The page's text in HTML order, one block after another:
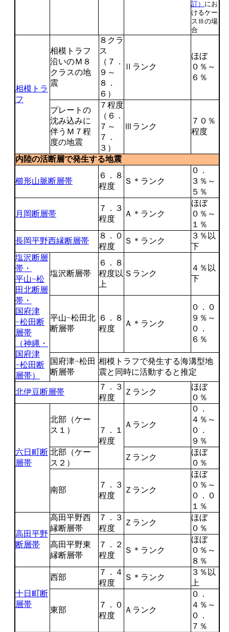
訂） にお
けるケー
スⅢの場
合
相模トラ
フ
相模トラフ
沿いのＭ８
クラスの地
震
８クラ
ス
（７．
９～
８．
６）
Ⅱランク
ほぼ
０％～
６％
プレートの
沈み込みに
伴うＭ７程
度の地震
７程度
（６．
７～
７．
３）
Ⅲランク
７０％
程度
内陸の活断層で発生する地震
櫛形山脈断層帯
６．８
程度
Ｓ＊ランク
０．
３％～
５％
月岡断層帯
７．３
程度
Ａ＊ランク
ほぼ
０％～
１％
長岡平野西縁断層帯
８．０
程度
Ｓ＊ランク
３％以
下
塩沢断層
帯・
平山−松
田北断層
帯・
国府津
−松田断
層帯
（神縄・
国府津
−松田断
層帯）
塩沢断層帯
６．８
程度以
上
Ｓランク
４％以
下
平山−松田北
断層帯
６．８
程度
Ａ＊ランク
０．０
９％～
０．
６％
国府津−松田
断層帯
相模トラフで発生する海溝型地
震と同時に活動すると推定
北伊豆断層帯
７．３
程度
Ｚランク
ほぼ
０％
六日町断
層帯
北部（ケー
ス１）
７．１
程度
Ａランク
０．
４％～
０．
９％
北部（ケー
ス２）
Ｚランク
ほぼ
０％
南部
７．３
程度
Ｚランク
ほぼ
０％～
０．０
１％
高田平野
断層帯
高田平野西
縁断層帯
７．３
程度
Ｚランク
ほぼ
０％
高田平野東
縁断層帯
７．２
程度
Ｓ＊ランク
ほぼ
０％～
８％
十日町断
層帯
西部
７．４
程度
Ｓ＊ランク
３％以
上
東部
７．０
程度
Ａランク
０．
４％～
０．
７％